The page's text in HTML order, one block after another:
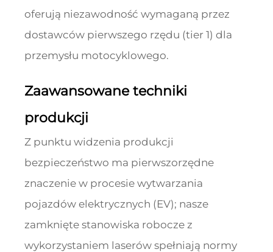
oferują niezawodność wymaganą przez
dostawców pierwszego rzędu (tier 1) dla
przemysłu motocyklowego.
Zaawansowane techniki
produkcji
Z punktu widzenia produkcji
bezpieczeństwo ma pierwszorzędne
znaczenie w procesie wytwarzania
pojazdów elektrycznych (EV); nasze
zamknięte stanowiska robocze z
wykorzystaniem laserów spełniają normy